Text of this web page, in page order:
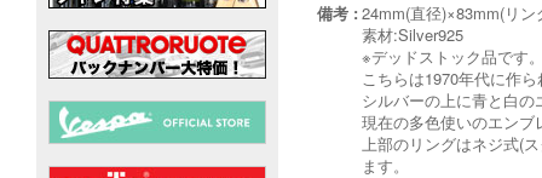
備考 : 24mm(直径)×83mm(リン
素材:Silver925
※デッドストック品です
こちらは1970年代に作
シルバーの上に青と白
現在の多色使いのエン
上部のリングはネジ式(
ます。